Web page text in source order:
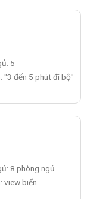
vnđ/
5
"3 đến 5 phút đi bộ"
vnđ/
8 phòng ngủ
view biển